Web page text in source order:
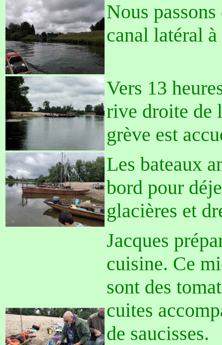
Nous
canal latéral
Vers 13
rive droite de
grève est
Les bateaux
bord pour
glacières et
Jacques
cuisine. Ce
sont des
cuites
de saucisses.